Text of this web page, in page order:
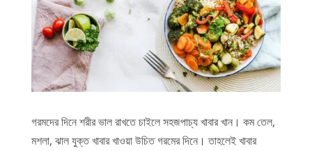
গরমদের দিনে শরীর ভাল রাখতে চাইলে সহজপাচ্য খাবার খান। কম তেল,
মশলা, ঝাল যুক্ত খাবার খাওয়া উচিত গরমের দিনে। তাহলেই খাবার